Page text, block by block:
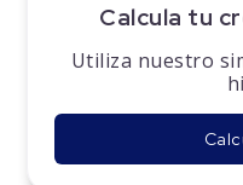
Calcula tu
Utiliza nuestro